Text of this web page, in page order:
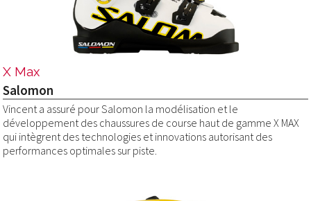
X Max
Salomon
Vincent a assuré pour Salomon la modélisation et le
développement des chaussures de course haut de gamme X MAX
qui intègrent des technologies et innovations autorisant des
performances optimales sur piste.